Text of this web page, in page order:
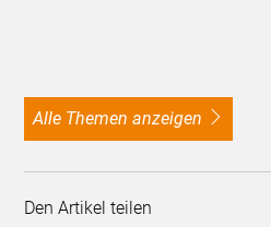
alle Themen anzeigen
Den Artikel teilen